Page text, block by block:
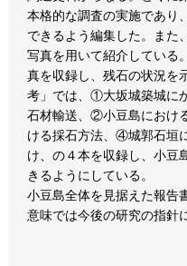
本格的な調査の実施であり
できるよう編集した。また
写真を用いて紹介している
真を収録し、残石の状況を
考」では、①大坂城築城に
石材輸送、②小豆島におけ
ける採石方法、④城郭石垣
け、の４本を収録し、小豆
きるようにしている。
小豆島全体を見据えた報告
意味では今後の研究の指針